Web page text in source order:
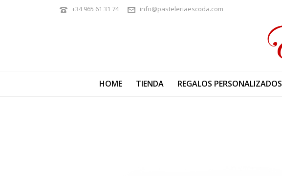
+34 965 61 31 74 info@pasteleriaescoda.com
HOME TIENDA REGALOS PERSONALIZADOS